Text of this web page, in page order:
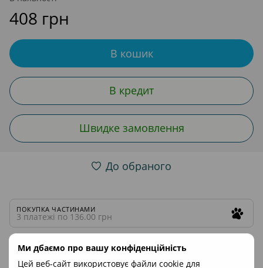
Ми дбаємо про вашу конфіденційність
Цей веб-сайт використовує файли cookie для
408 грн
В кошик
В кредит
Швидке замовлення
До обраного
ПОКУПКА ЧАСТИНАМИ
3 платежі по 136.00 грн
3 платежі по 136.00 грн